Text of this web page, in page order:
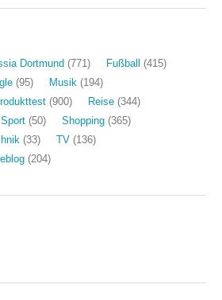
Dortmund (771) Fußball
(415)
(95) Musik (194)
(900) Reise (344)
(50) Shopping (365)
(33) TV (136)
(204)